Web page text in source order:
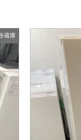
蔵庫